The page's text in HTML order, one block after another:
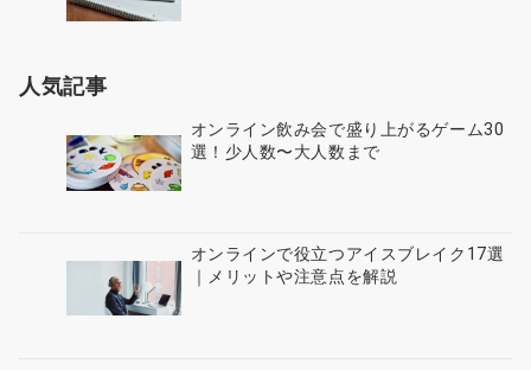
人気記事
オンライン飲み会で盛り上がるゲーム30
選！少人数〜大人数まで
オンラインで役立つアイスブレイク17選
｜メリットや注意点を解説